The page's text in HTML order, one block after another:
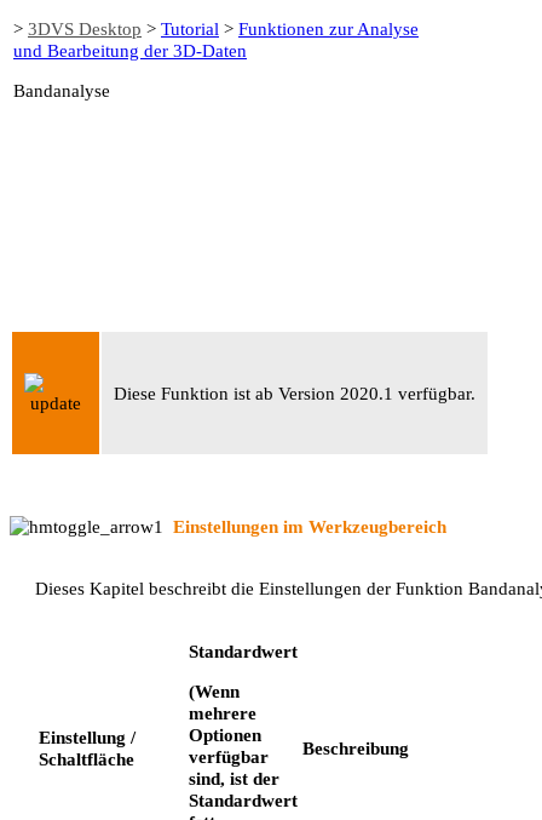
> 3DVS Desktop > Tutorial > Funktionen zur Analyse
und Bearbeitung der 3D-Daten
Bandanalyse
Diese Funktion ist ab Version 2020.1 verfügbar.
Einstellungen im Werkzeugbereich
Dieses Kapitel beschreibt die Einstellungen der Funktion
Einstellung /
Schaltfläche
Standardwert
(Wenn
mehrere
Optionen
verfügbar
sind, ist der
Standardwert
Beschreibung